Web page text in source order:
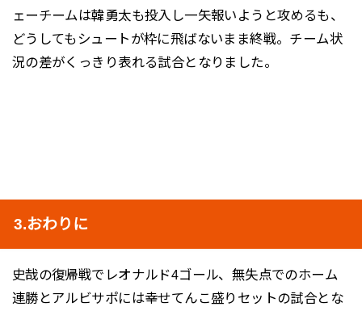
ェーチームは韓勇太も投入し一矢報いようと攻めるも、
どうしてもシュートが枠に飛ばないまま終戦。チーム状
況の差がくっきり表れる試合となりました。
3.おわりに
史哉の復帰戦でレオナルド4ゴール、無失点でのホーム
連勝とアルビサポには幸せてんこ盛りセットの試合とな